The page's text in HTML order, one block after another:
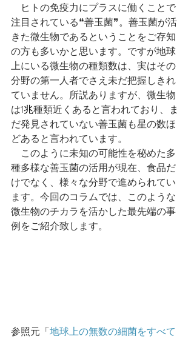
ヒトの免疫力にプラスに働くことで
注目されている❝善玉菌❞。善玉菌が活
きた微生物であるということをご存知
の方も多いかと思います。ですが地球
上にいる微生物の種類数は、実はその
分野の第一人者でさえ未だ把握しきれ
ていません。所説ありますが、微生物
は1兆種類近くあると言われており、ま
だ発見されていない善玉菌も星の数ほ
どあると言われています。
このように未知の可能性を秘めた多
種多様な善玉菌の活用が現在、食品だ
けでなく、様々な分野で進められてい
ます。今回のコラムでは、このような
微生物のチカラを活かした最先端の事
例をご紹介致します。
参照元「地球上の無数の細菌をすべて